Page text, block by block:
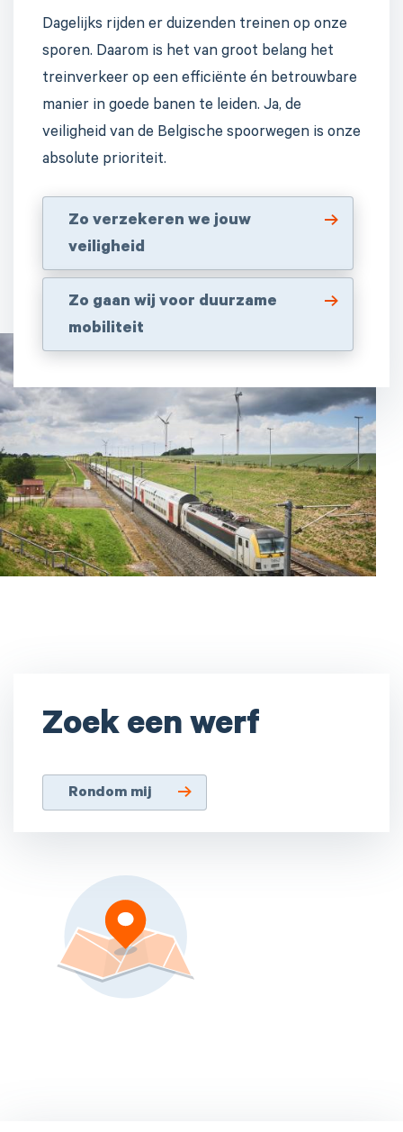
Dagelijks rijden er duizenden treinen op onze
sporen. Daarom is het van groot belang het
treinverkeer op een efficiënte én betrouwbare
manier in goede banen te leiden. Ja, de
veiligheid van de Belgische spoorwegen is onze
absolute prioriteit.
Zo verzekeren we jouw
veiligheid
Zo gaan wij voor duurzame
mobiliteit
Zoek een werf
Rondom mij